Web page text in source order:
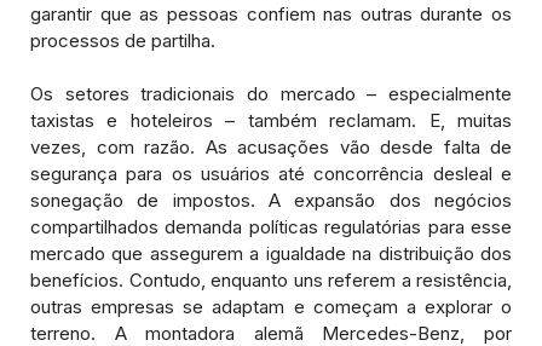
garantir que as pessoas confiem nas outras durante os
processos de partilha.
Os setores tradicionais do mercado – especialmente
taxistas e hoteleiros – também reclamam. E, muitas
vezes, com razão. As acusações vão desde falta de
segurança para os usuários até concorrência desleal e
sonegação de impostos. A expansão dos negócios
compartilhados demanda políticas regulatórias para esse
mercado que assegurem a igualdade na distribuição dos
benefícios. Contudo, enquanto uns referem a resistência,
outras empresas se adaptam e começam a explorar o
terreno. A montadora alemã Mercedes-Benz, por